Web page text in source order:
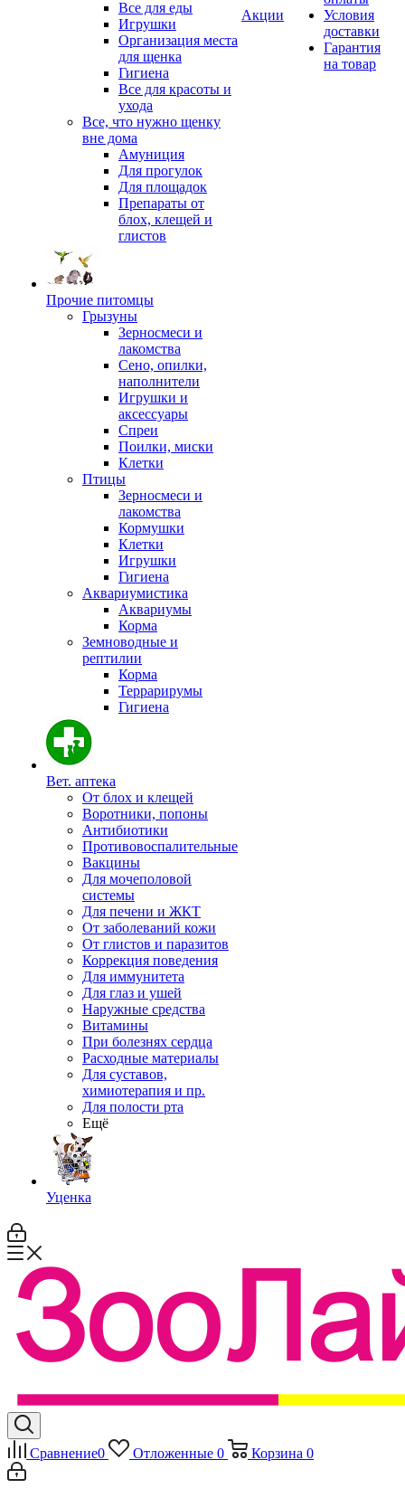
Все для еды
Игрушки
Организация места
для щенка
Гигиена
Все для красоты и
ухода
Все, что нужно щенку
вне дома
Амуниция
Для прогулок
Для площадок
Препараты от
блох, клещей и
глистов
Прочие питомцы
Грызуны
Зерносмеси и
лакомства
Сено, опилки,
наполнители
Игрушки и
аксессуары
Спреи
Поилки, миски
Клетки
Птицы
Зерносмеси и
лакомства
Кормушки
Клетки
Игрушки
Гигиена
Аквариумистика
Аквариумы
Корма
Земноводные и
рептилии
Корма
Террарирумы
Гигиена
Вет. аптека
От блох и клещей
Воротники, попоны
Антибиотики
Противовоспалительные
Вакцины
Для мочеполовой
системы
Для печени и ЖКТ
От заболеваний кожи
От глистов и паразитов
Коррекция поведения
Для иммунитета
Для глаз и ушей
Наружные средства
Витамины
При болезнях сердца
Расходные материалы
Для суставов,
химиотерапия и пр.
Для полости рта
Ещё
Уценка
Акции
Условия
доставки
Гарантия
на товар
Сравнение0 Отложенные 0 Корзина 0